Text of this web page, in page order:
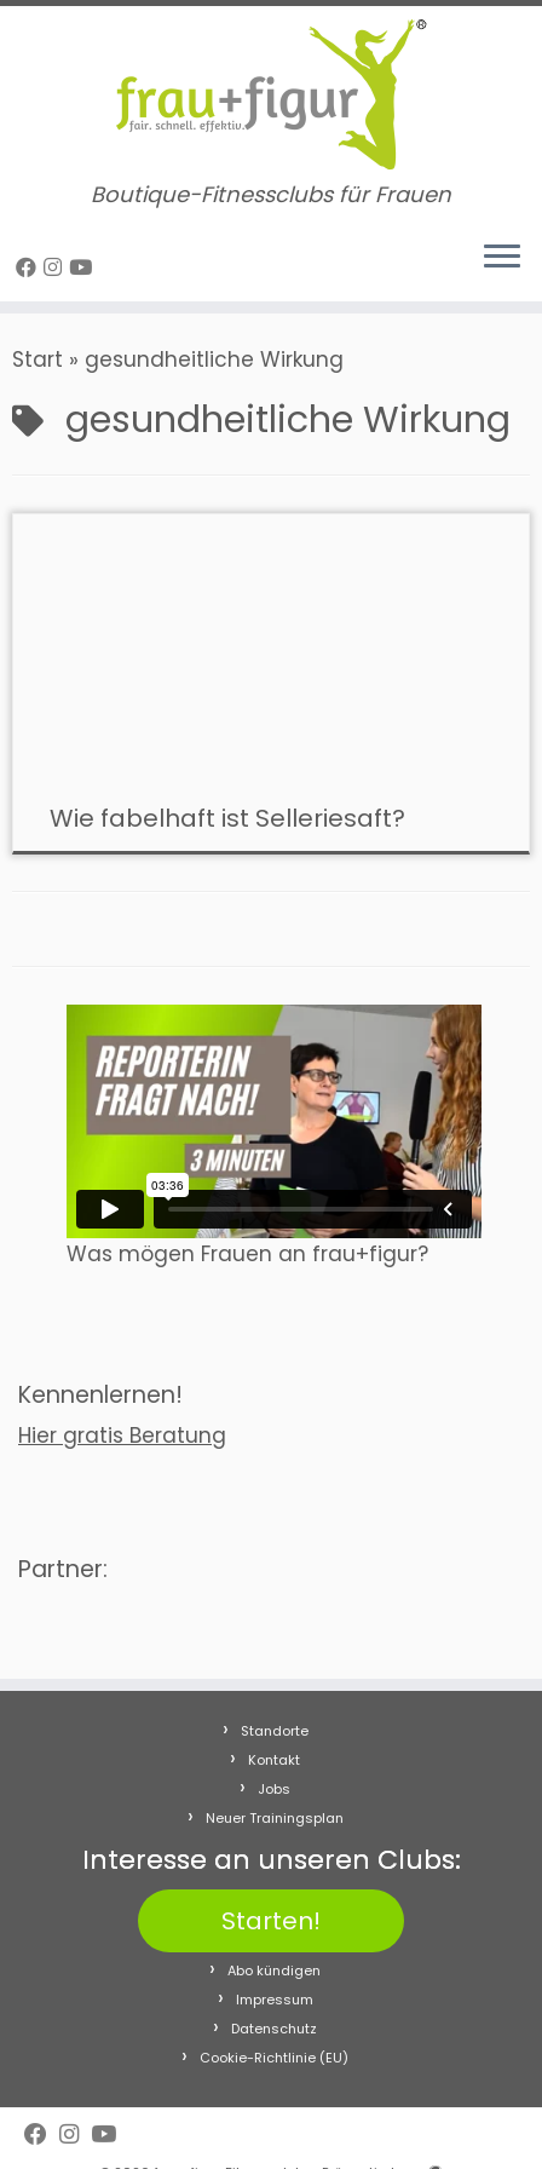
Zum
Boutique-Fitnessclubs für Frauen
Start » gesundheitliche Wirkung
gesundheitliche Wirkung
Wie fabelhaft ist Selleriesaft?
Was mögen Frauen an frau+figur?
Kennenlernen!
Hier gratis Beratung
Partner:
Standorte
Kontakt
Jobs
Neuer Trainingsplan
Interesse an unseren Clubs:
Starten!
Abo kündigen
Impressum
Datenschutz
Cookie-Richtlinie (EU)